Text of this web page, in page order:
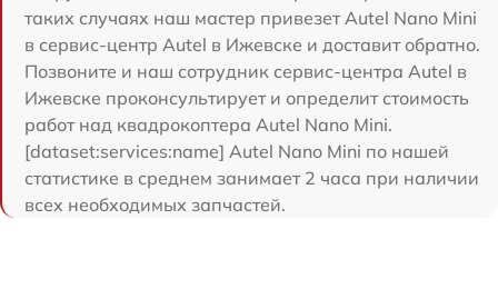
таких случаях наш мастер привезет Autel Nano Mini
в сервис-центр Autel в Ижевске и доставит обратно.
Позвоните и наш сотрудник сервис-центра Autel в
Ижевске проконсультирует и определит стоимость
работ над квадрокоптера Autel Nano Mini.
[dataset:services:name] Autel Nano Mini по нашей
статистике в среднем занимает 2 часа при наличии
всех необходимых запчастей.